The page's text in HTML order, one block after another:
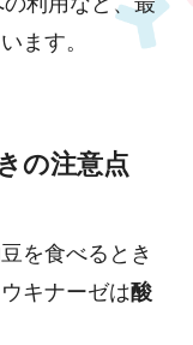
ます。
の注意点
を食べるとき
キナーゼは酸